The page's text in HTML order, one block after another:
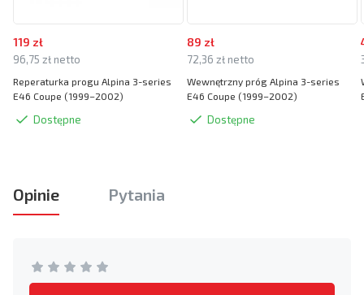
119 zł
96,75 zł netto
Reperaturka progu Alpina 3-series
E46 Coupe (1999–2002)
Dostępne
89 zł
72,36 zł netto
Wewnętrzny próg Alpina 3-series
E46 Coupe (1999–2002)
Dostępne
Opinie Pytania